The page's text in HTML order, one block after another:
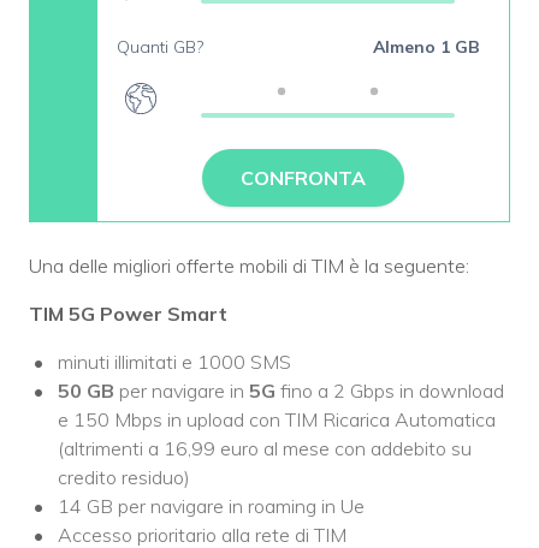
Quanti GB? Almeno 1 GB
CONFRONTA
Una delle migliori offerte mobili di TIM è la seguente:
TIM 5G Power Smart
minuti illimitati e 1000 SMS
50 GB per navigare in 5G fino a 2 Gbps in download
e 150 Mbps in upload con TIM Ricarica Automatica
(altrimenti a 16,99 euro al mese con addebito su
credito residuo)
14 GB per navigare in roaming in Ue
Accesso prioritario alla rete di TIM